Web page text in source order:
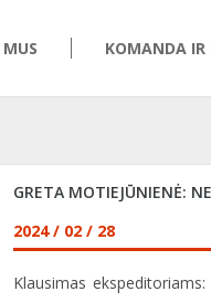
KOMANDA IR
GRETA MOTIEJŪNIENĖ:
2024 / 02 / 28
Klausimas